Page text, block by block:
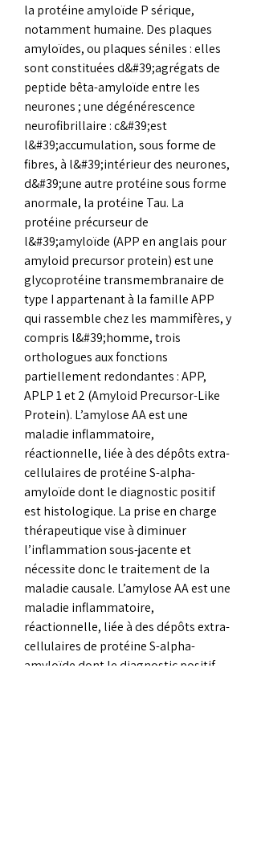
la protéine amyloïde P sérique,
notamment humaine. Des plaques
amyloïdes, ou plaques séniles : elles
sont constituées d&#39;agrégats de
peptide bêta-amyloïde entre les
neurones ; une dégénérescence
neurofibrillaire : c&#39;est
l&#39;accumulation, sous forme de
fibres, à l&#39;intérieur des neurones,
d&#39;une autre protéine sous forme
anormale, la protéine Tau. La
protéine précurseur de
l&#39;amyloïde (APP en anglais pour
amyloid precursor protein) est une
glycoprotéine transmembranaire de
type I appartenant à la famille APP
qui rassemble chez les mammifères, y
compris l&#39;homme, trois
orthologues aux fonctions
partiellement redondantes : APP,
APLP 1 et 2 (Amyloid Precursor-Like
Protein). L’amylose AA est une
maladie inflammatoire,
réactionnelle, liée à des dépôts extra-
cellulaires de protéine S-alpha-
amyloïde dont le diagnostic positif
est histologique. La prise en charge
thérapeutique vise à diminuer
l’inflammation sous-jacente et
nécessite donc le traitement de la
maladie causale. L’amylose AA est une
maladie inflammatoire,
réactionnelle, liée à des dépôts extra-
cellulaires de protéine S-alpha-
amyloïde dont le diagnostic positif